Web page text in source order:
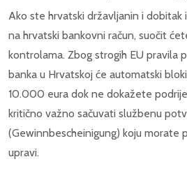
Ako ste hrvatski državljanin i dobitak
na hrvatski bankovni račun, suočit
kontrolama. Zbog strogih EU pravila
banka u Hrvatskoj će automatski
10.000 eura dok ne dokažete
kritično važno sačuvati službenu
(Gewinnbescheinigung) koju morate
upravi.